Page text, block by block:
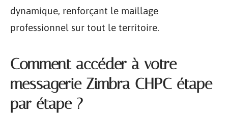
dynamique, renforçant le maillage
professionnel sur tout le territoire.
Comment accéder à votre
messagerie Zimbra CHPC étape
par étape ?